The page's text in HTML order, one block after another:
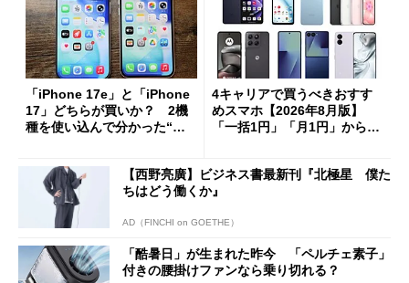
「iPhone 17e」と「iPhone
17」どちらが買いか？ 2機
種を使い込んで分かった“ス
4キャリアで買うべきおすす
めスマホ【2026年8月版】
「一括1円」「月1円」からお
【西野亮廣】ビジネス書最新刊『北極星 僕た
ちはどう働くか』
AD（FINCHI on GOETHE）
「酷暑日」が生まれた昨今 「ペルチェ素子」
付きの腰掛けファンなら乗り切れる？